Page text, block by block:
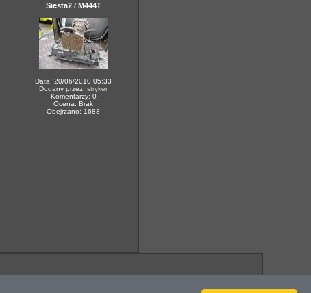
Siesta2 / M444T
Data: 20/06/2010 05:33
Dodany przez: stryker
Komentarzy: 0
Ocena: Brak
Obejrzano: 1688